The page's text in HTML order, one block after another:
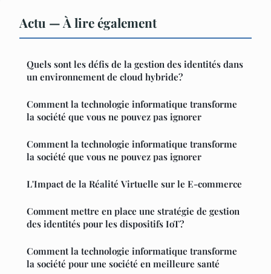
Actu — À lire également
Quels sont les défis de la gestion des identités dans
un environnement de cloud hybride?
Comment la technologie informatique transforme
la société que vous ne pouvez pas ignorer
Comment la technologie informatique transforme
la société que vous ne pouvez pas ignorer
L'Impact de la Réalité Virtuelle sur le E-commerce
Comment mettre en place une stratégie de gestion
des identités pour les dispositifs IoT?
Comment la technologie informatique transforme
la société pour une société en meilleure santé